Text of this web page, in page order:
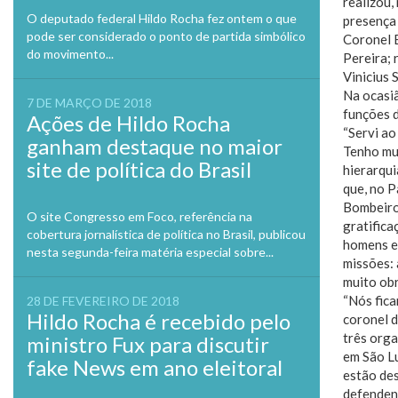
O deputado federal Hildo Rocha fez ontem o que
pode ser considerado o ponto de partida simbólico
do movimento...
7 DE MARÇO DE 2018
Ações de Hildo Rocha
ganham destaque no maior
site de política do Brasil
O site Congresso em Foco, referência na
cobertura jornalística de política no Brasil, publicou
nesta segunda-feira matéria especial sobre...
28 DE FEVEREIRO DE 2018
Hildo Rocha é recebido pelo
ministro Fux para discutir
fake News em ano eleitoral
Coronel
Pereira;
Vinicius
Na
funções
“Servi
Tenho
que, no
homens
missões:
muito
“Nós
coronel
três
em São
estão